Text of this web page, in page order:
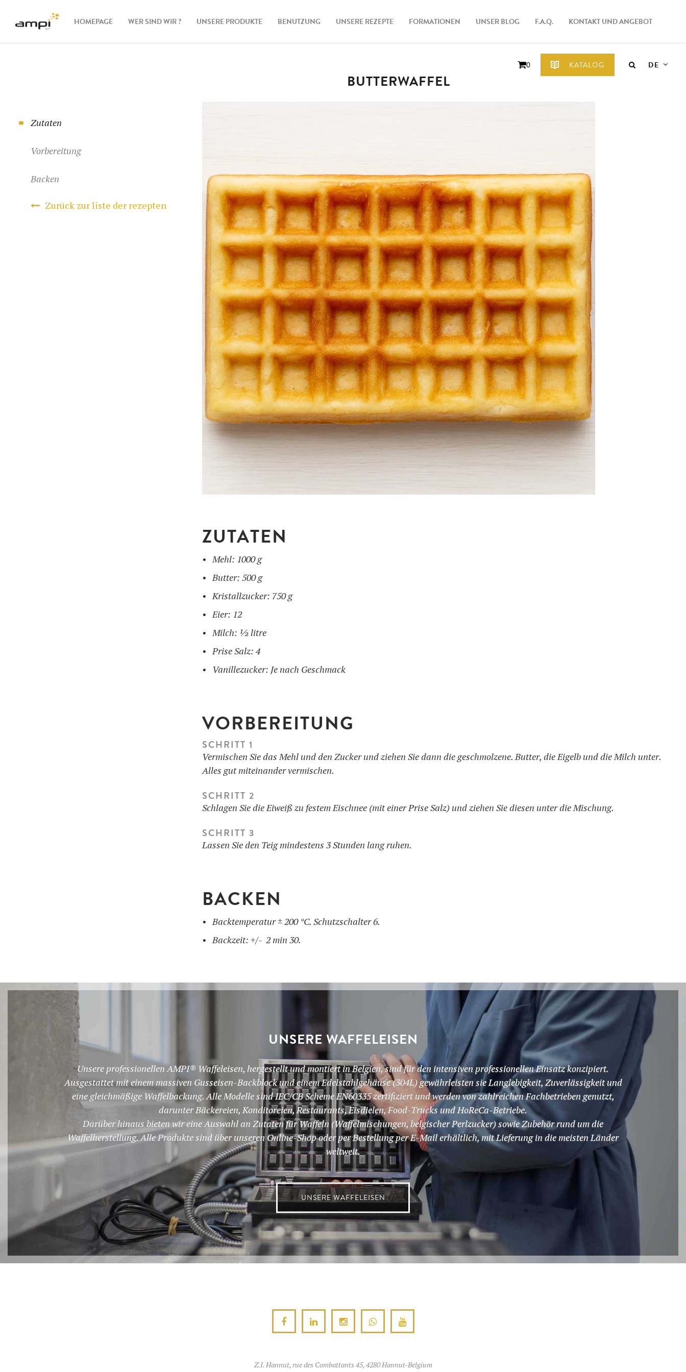
HOMEPAGE WER SIND WIR ? UNSERE PRODUKTE BENUTZUNG UNSERE REZEPTE FORMATIONEN UNSER BLOG F.A.Q. KONTAKT UND ANGEBOT
0 KATALOG DE
Zutaten
Vorbereitung
Backen
Zurück zur liste der rezepten
BUTTERWAFFEL
ZUTATEN
Mehl: 1000 g
Butter: 500 g
Kristallzucker: 750 g
Eier: 12
Milch: ½ litre
Prise Salz: 4
Vanillezucker: Je nach Geschmack
VORBEREITUNG
SCHRITT 1
Vermischen Sie das Mehl und den Zucker und ziehen Sie dann die geschmolzene. Butter, die Eigelb und die Milch unter.
Alles gut miteinander vermischen.
SCHRITT 2
Schlagen Sie die Eiweiß zu festem Eischnee (mit einer Prise Salz) und ziehen Sie diesen unter die Mischung.
SCHRITT 3
Lassen Sie den Teig mindestens 3 Stunden lang ruhen.
BACKEN
Backtemperatur ± 200 °C. Schutzschalter 6.
Backzeit: +/- 2 min 30.
UNSERE WAFFELEISEN
Unsere professionellen AMPI® Waffeleisen, hergestellt und montiert in Belgien, sind für den intensiven professionellen Einsatz konzipiert.
Ausgestattet mit einem massiven Gusseisen-Backblock und einem Edelstahlgehäuse (304L) gewährleisten sie Langlebigkeit, Zuverlässigkeit und
eine gleichmäßige Waffelbackung. Alle Modelle sind IEC/CB Scheme EN60335 zertifiziert und werden von zahlreichen Fachbetrieben genutzt,
darunter Bäckereien, Konditoreien, Restaurants, Eisdielen, Food-Trucks und HoReCa-Betriebe.
Darüber hinaus bieten wir eine Auswahl an Zutaten für Waffeln (Waffelmischungen, belgischer Perlzucker) sowie Zubehör rund um die
Waffelherstellung. Alle Produkte sind über unseren Online-Shop oder per Bestellung per E-Mail erhältlich, mit Lieferung in die meisten Länder
weltweit.
UNSERE WAFFELEISEN
Z.I. Hannut, rue des Combattants 45, 4280 Hannut-Belgium